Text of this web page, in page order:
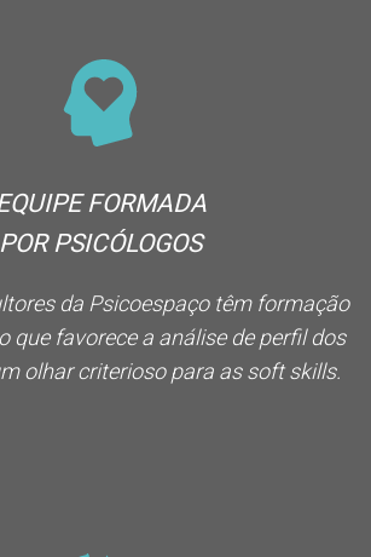
FORMADA
POR PSICÓLOGOS
da Psicoespaço têm formação
que favorece a análise de perfil dos
olhar criterioso para as soft skills.